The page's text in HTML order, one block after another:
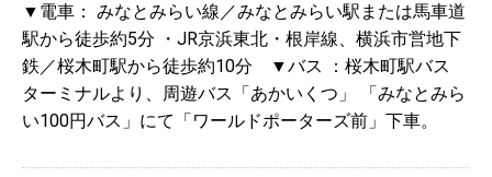
▼電車： みなとみらい線／みなとみらい駅または馬車道
駅から徒歩約5分 ・JR京浜東北・根岸線、横浜市営地下
鉄／桜木町駅から徒歩約10分 ▼バス ：桜木町駅バス
ターミナルより、周遊バス「あかいくつ」 「みなとみら
い100円バス」にて「ワールドポーターズ前」下車。